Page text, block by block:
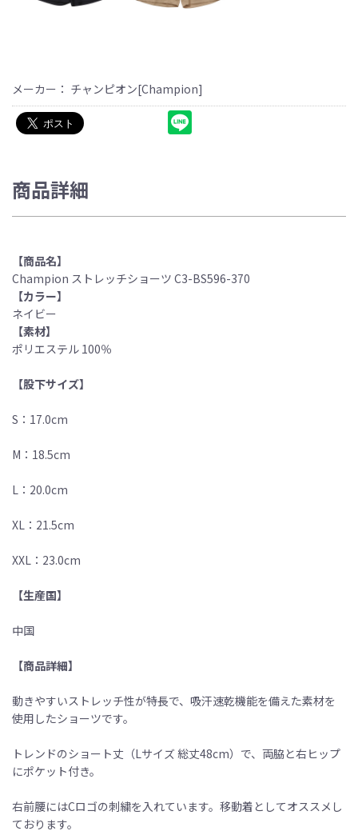
メーカー： チャンピオン[Champion]
商品詳細
【商品名】
Champion ストレッチショーツ C3-BS596-370
【カラー】
ネイビー
【素材】
ポリエステル 100％
【股下サイズ】
S：17.0cm
M：18.5cm
L：20.0cm
XL：21.5cm
XXL：23.0cm
【生産国】
中国
【商品詳細】
動きやすいストレッチ性が特長で、吸汗速乾機能を備えた素材を
使用したショーツです。
トレンドのショート丈（Lサイズ 総丈48cm）で、両脇と右ヒップ
にポケット付き。
右前腰にはCロゴの刺繍を入れています。移動着としてオススメし
ております。